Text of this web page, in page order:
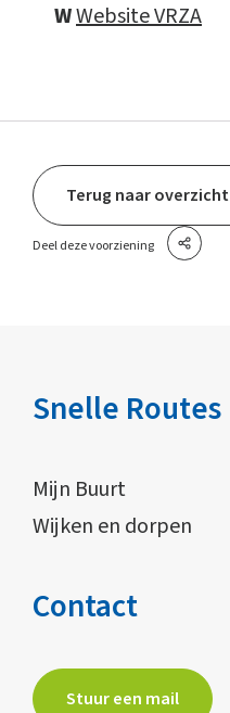
WWebsite VRZA
Terug naar overzicht
Deel deze voorziening
Snelle Routes
Mijn Buurt
Wijken en dorpen
Contact
Stuur een mail